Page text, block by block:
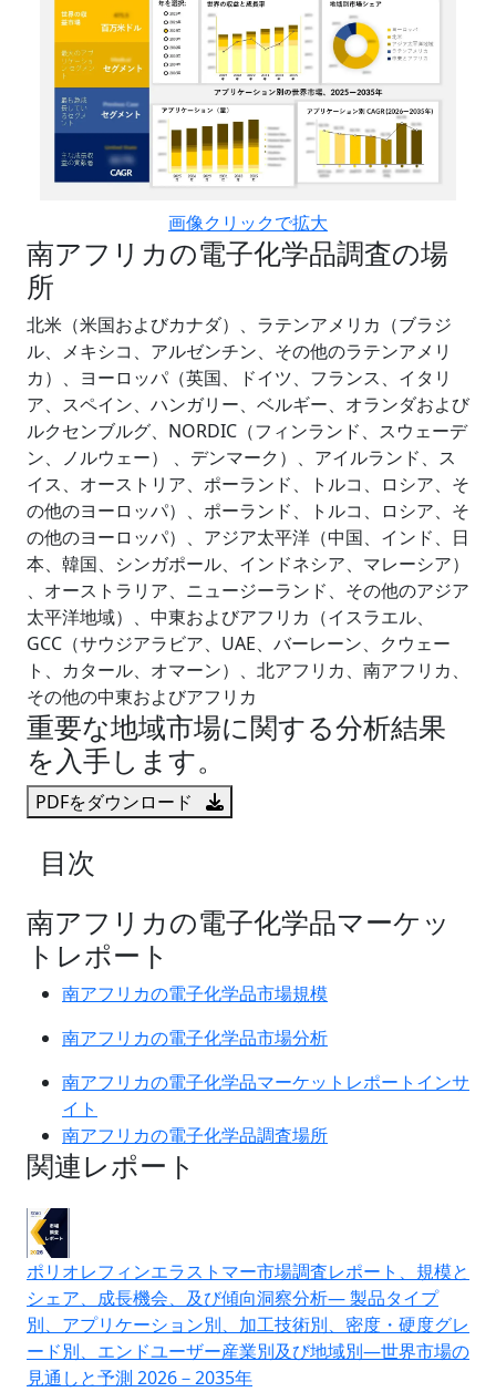
画像クリックで拡大
南アフリカの電子化学品調査の場
所
北米（米国およびカナダ）、ラテンアメリカ（ブラジ
ル、メキシコ、アルゼンチン、その他のラテンアメリ
カ）、ヨーロッパ（英国、ドイツ、フランス、イタリ
ア、スペイン、ハンガリー、ベルギー、オランダおよび
ルクセンブルグ、NORDIC（フィンランド、スウェーデ
ン、ノルウェー） 、デンマーク）、アイルランド、ス
イス、オーストリア、ポーランド、トルコ、ロシア、そ
の他のヨーロッパ）、ポーランド、トルコ、ロシア、そ
の他のヨーロッパ）、アジア太平洋（中国、インド、日
本、韓国、シンガポール、インドネシア、マレーシア）
、オーストラリア、ニュージーランド、その他のアジア
太平洋地域）、中東およびアフリカ（イスラエル、
GCC（サウジアラビア、UAE、バーレーン、クウェー
ト、カタール、オマーン）、北アフリカ、南アフリカ、
その他の中東およびアフリカ
重要な地域市場に関する分析結果
を入手します。
PDFをダウンロード
目次
南アフリカの電子化学品マーケッ
トレポート
南アフリカの電子化学品市場規模
南アフリカの電子化学品市場分析
南アフリカの電子化学品マーケットレポートインサ
イト
南アフリカの電子化学品調査場所
関連レポート
ポリオレフィンエラストマー市場調査レポート、規模と
シェア、成長機会、及び傾向洞察分析― 製品タイプ
別、アプリケーション別、加工技術別、密度・硬度グレ
ード別、エンドユーザー産業別及び地域別―世界市場の
見通しと予測 2026－2035年